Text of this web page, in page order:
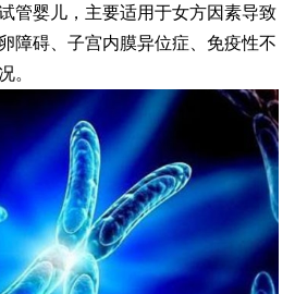
管婴儿，主要适用于女方因素导致
障碍、子宫内膜异位症、免疫性不
。